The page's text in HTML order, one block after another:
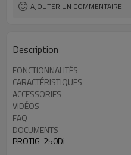
AJOUTER UN COMMENTAIRE
Description
FONCTIONNALITÉS
CARACTÉRISTIQUES
ACCESSORIES
VIDÉOS
FAQ
DOCUMENTS
PROTIG-250Di